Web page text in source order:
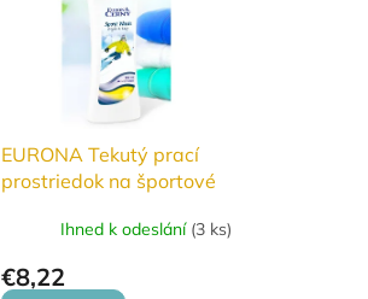
EURONA Tekutý prací
prostriedok na športové
Ihned k odeslání (3 ks)
€8,22